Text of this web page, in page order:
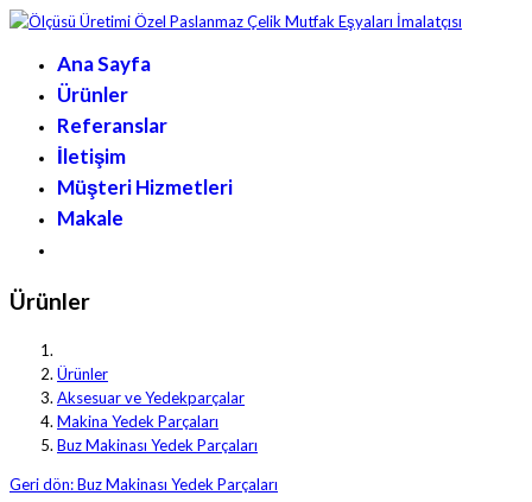
Ana Sayfa
Ürünler
Referanslar
İletişim
Müşteri Hizmetleri
Makale
Ürünler
Ürünler
Aksesuar ve Yedekparçalar
Makina Yedek Parçaları
Buz Makinası Yedek Parçaları
Geri dön: Buz Makinası Yedek Parçaları